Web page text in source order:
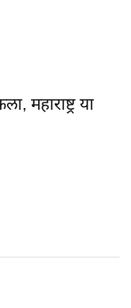
महाराष्ट्र या